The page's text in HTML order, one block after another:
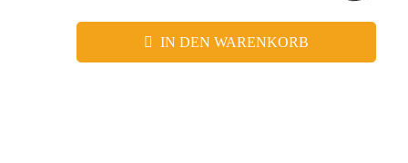
IN DEN WARENKORB